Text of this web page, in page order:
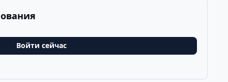
Войти сейчас